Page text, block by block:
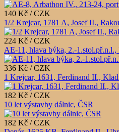
140 Kč / CZK
1/2 Krejcar, 1781 A, Josef II.,
224 Kč / CZK
AE-11, hlava býka, 2.-
336 Kč / CZK
1 Krejcar, 1631, Ferdinand II.,
182 Kč / CZK
10 let výstavby dálnic, ČSR
182 Kč / CZK